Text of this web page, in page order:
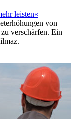
leisten«
von
verschärfen. Ein